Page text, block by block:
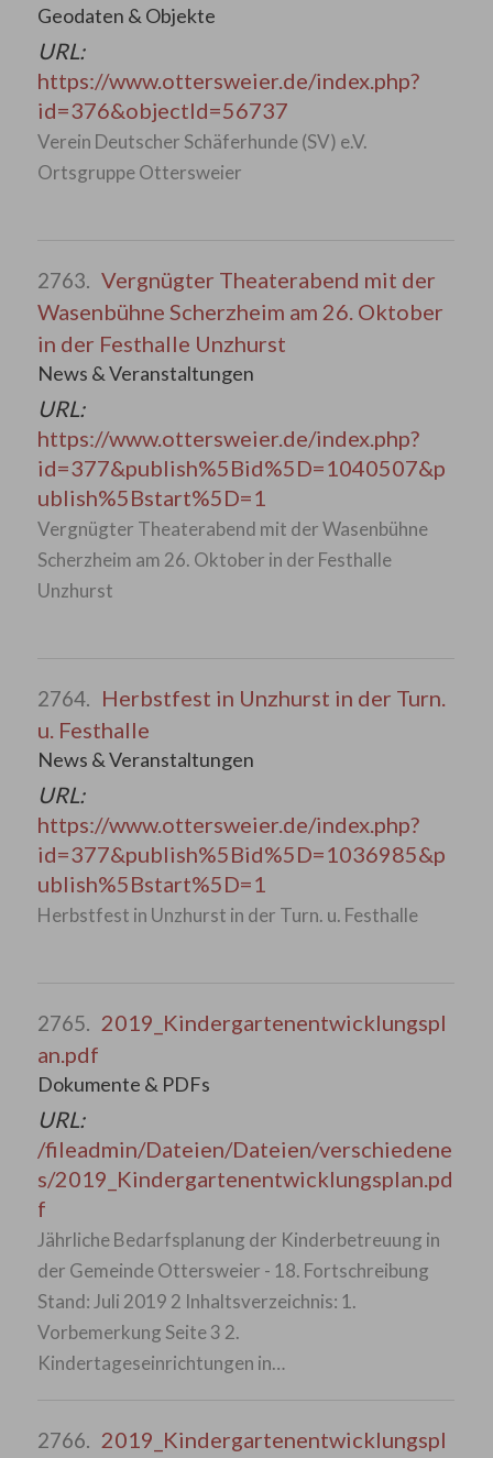
Geodaten & Objekte
URL:
https://www.ottersweier.de/index.php?
id=376&objectId=56737
Verein Deutscher Schäferhunde (SV) e.V.
Ortsgruppe Ottersweier
2763. Vergnügter Theaterabend mit der
Wasenbühne Scherzheim am 26. Oktober
in der Festhalle Unzhurst
News & Veranstaltungen
URL:
https://www.ottersweier.de/index.php?
id=377&publish%5Bid%5D=1040507&p
ublish%5Bstart%5D=1
Vergnügter Theaterabend mit der Wasenbühne
Scherzheim am 26. Oktober in der Festhalle
Unzhurst
2764. Herbstfest in Unzhurst in der Turn.
u. Festhalle
News & Veranstaltungen
URL:
https://www.ottersweier.de/index.php?
id=377&publish%5Bid%5D=1036985&p
ublish%5Bstart%5D=1
Herbstfest in Unzhurst in der Turn. u. Festhalle
2765. 2019_Kindergartenentwicklungspl
an.pdf
Dokumente & PDFs
URL:
/fileadmin/Dateien/Dateien/verschiedene
s/2019_Kindergartenentwicklungsplan.pd
f
Jährliche Bedarfsplanung der Kinderbetreuung in
der Gemeinde Ottersweier - 18. Fortschreibung
Stand: Juli 2019 2 Inhaltsverzeichnis: 1.
Vorbemerkung Seite 3 2.
Kindertageseinrichtungen in…
2766. 2019_Kindergartenentwicklungspl